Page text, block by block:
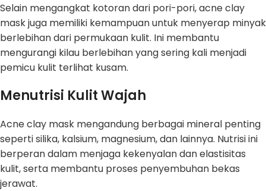
Selain mengangkat kotoran dari pori-pori, acne clay
mask juga memiliki kemampuan untuk menyerap minyak
berlebihan dari permukaan kulit. Ini membantu
mengurangi kilau berlebihan yang sering kali menjadi
pemicu kulit terlihat kusam.
Menutrisi Kulit Wajah
Acne clay mask mengandung berbagai mineral penting
seperti silika, kalsium, magnesium, dan lainnya. Nutrisi ini
berperan dalam menjaga kekenyalan dan elastisitas
kulit, serta membantu proses penyembuhan bekas
jerawat.